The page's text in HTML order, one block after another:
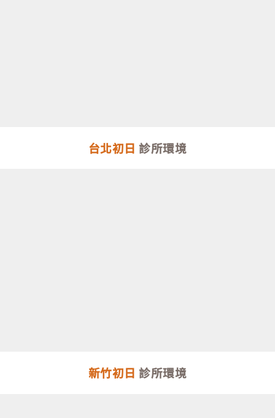
台北初日診所環境
新竹初日診所環境